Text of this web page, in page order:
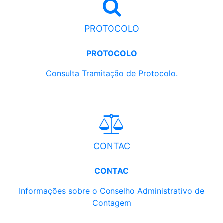
PROTOCOLO
PROTOCOLO
Consulta Tramitação de Protocolo.
CONTAC
CONTAC
Informações sobre o Conselho Administrativo de
Contagem